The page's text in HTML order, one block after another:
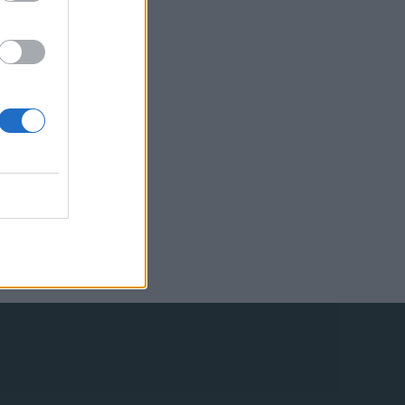
d’Europa”
con un
prima fase di
i 12
i vincitori che